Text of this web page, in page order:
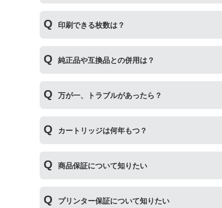
その他にも純正品、詰め替えインク、互換イン
純正インク・互換インク・詰め替えインクの違
印刷できる枚数は？
純正より印刷数量が多くなるわけではありませ
純正品や互換品との併用は？
製品の詰め替えインクやインクカートリッジと
い。
万が一、トラブルがあったら？
内、ご使用プリンタ―についてもプリンターご
カートリッジは何年もつ？
た、保管の際は直射日光の当たらない冷暗所で
商品保証について知りたい
保証期間：ご購入日から１年間
プリンター保証について知りたい